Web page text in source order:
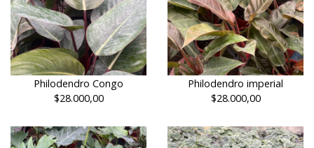
Philodendro Congo
$28.000,00
Philodendro imperial
$28.000,00